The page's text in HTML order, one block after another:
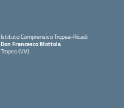
Istituto Comprensivo Tropea-Ricadi
Don Francesco Mottola
Tropea (VV)
— Visita la pagina iniziale della scuola